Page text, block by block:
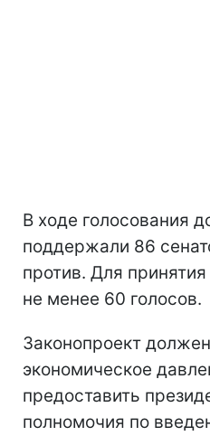
В ходе голосования
поддержали 86
против. Для
не менее 60 голосов.
Законопроект
экономическое
предоставить
полномочия по